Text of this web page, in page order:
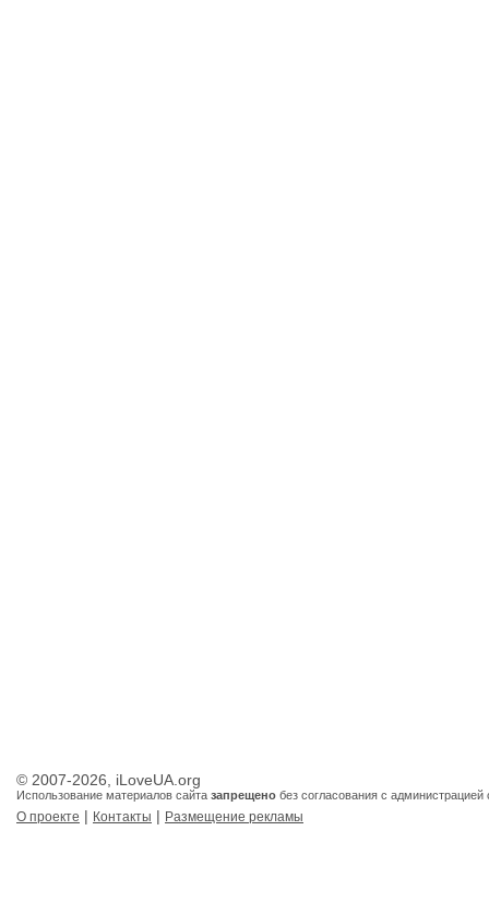
© 2007-2026, iLoveUA.org
Использование материалов сайта запрещено без согласования с администрацией
О проекте | Контакты | Размещение рекламы